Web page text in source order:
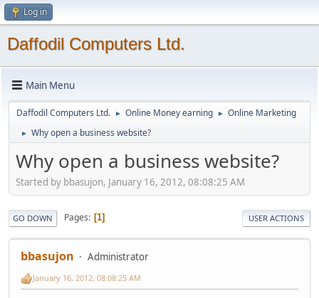
Log in
Daffodil Computers Ltd.
Main Menu
Daffodil Computers Ltd. ► Online Money earning ► Online Marketing
► Why open a business website?
Why open a business website?
Started by bbasujon, January 16, 2012, 08:08:25 AM
GO DOWN Pages 1 USER ACTIONS
bbasujon Administrator
January 16, 2012, 08:08:25 AM